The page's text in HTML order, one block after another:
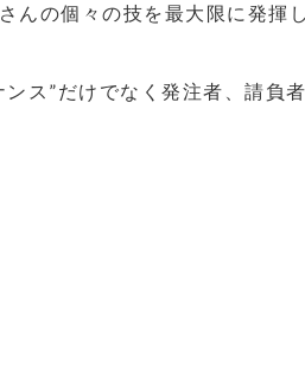
んの個々の技を最大限に発揮
ス”だけでなく発注者、請負